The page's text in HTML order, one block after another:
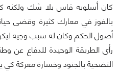
كان أسلوبه قاس بلا شك ولكنه
بالفوز في معارك كثيرة وقضى
رأى الطريقة الوحيدة للدفاع عن
التضحية بالجنود وخسارة معركة كي